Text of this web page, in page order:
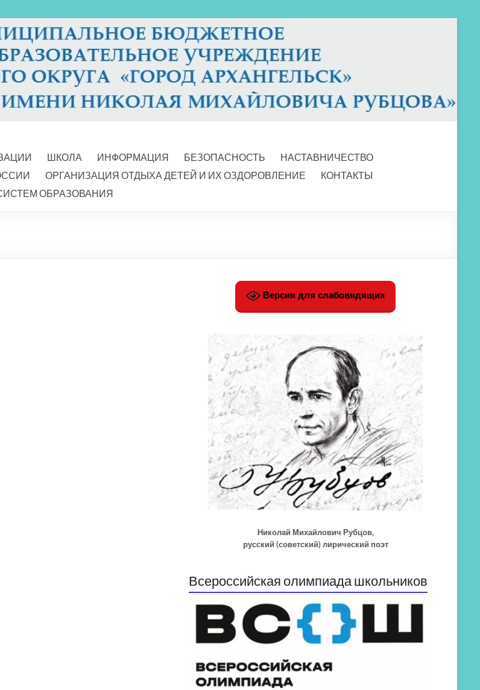
ШКОЛА ИНФОРМАЦИЯ БЕЗОПАСНОСТЬ
НАСТАВНИЧЕСТВО
ОРГАНИЗАЦИЯ ОТДЫХА ДЕТЕЙ И ИХ ОЗДОРОВЛЕНИЕ
КОНТАКТЫ
ОБРАЗОВАНИЯ
Версия для слабовидящих
Николай Михайлович Рубцов,
русский (советский) лирический поэт
Всероссийская олимпиада школьников